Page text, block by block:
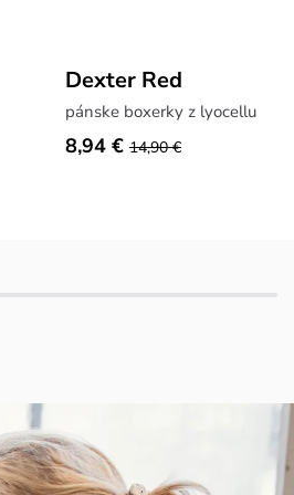
Dexter Red
pánske boxerky z lyocellu
8,94 € 14,90 €